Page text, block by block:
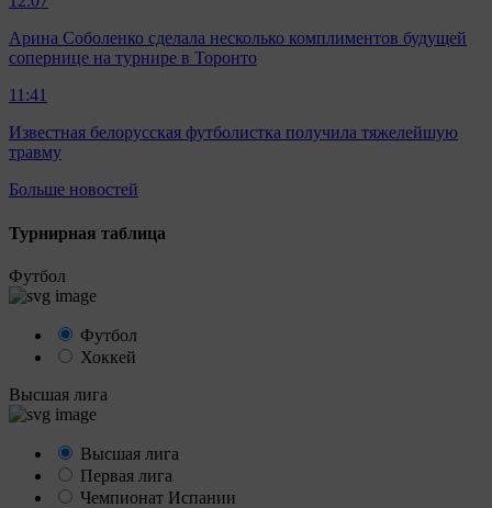
Арина Соболенко сделала несколько комплиментов будущей
сопернице на турнире в Торонто
11:41
Известная белорусская футболистка получила тяжелейшую
травму
Больше новостей
Турнирная таблица
Футбол
Футбол
Хоккей
Высшая лига
Высшая лига
Первая лига
Чемпионат Испании